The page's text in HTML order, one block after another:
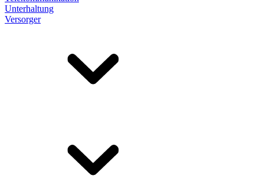
Unterhaltung
Versorger